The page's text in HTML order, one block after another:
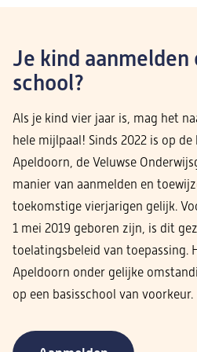
Je kind aanmelden
school?
Als je kind vier jaar is, mag het
hele mijlpaal! Sinds 2022 is op de
Apeldoorn, de Veluwse
manier van aanmelden en
toekomstige vierjarigen gelijk.
1 mei 2019 geboren zijn, is dit
toelatingsbeleid van toepassing.
Apeldoorn onder gelijke
op een basisschool van voorkeur.